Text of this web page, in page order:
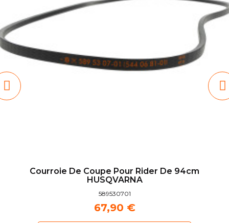
Courroie De Coupe Pour Rider De 94cm
HUSQVARNA
589530701
67,90 €